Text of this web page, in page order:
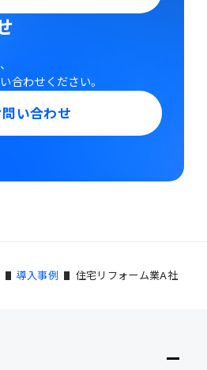
合わせください。
問い合わせ
導入事例 住宅リフォーム業A社